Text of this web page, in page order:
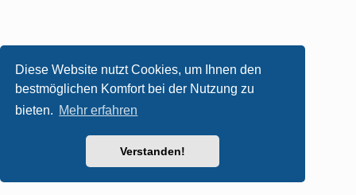
Diese Website nutzt Cookies, um Ihnen den
bestmöglichen Komfort bei der Nutzung zu
bieten. Mehr erfahren
Verstanden!